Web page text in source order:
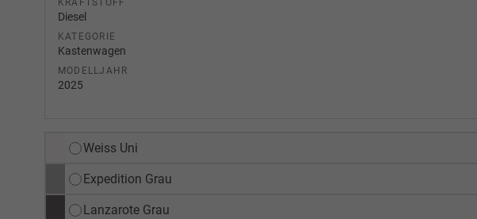
KRAFTSTOFF
Diesel
KATEGORIE
Kastenwagen
MODELLJAHR
2025
Weiss Uni
Expedition Grau
Lanzarote Grau